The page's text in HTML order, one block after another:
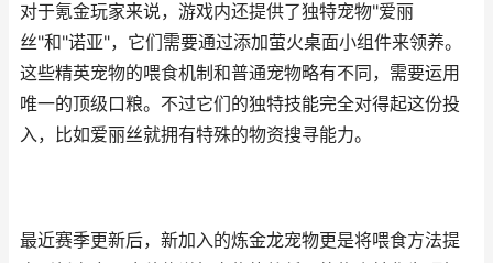
对于氪金玩家来说，游戏内还提供了独特宠物"爱丽
丝"和"诺亚"，它们需要通过添加萤火桌面小组件来领养。
这些精英宠物的喂食机制和普通宠物略有不同，需要运用
唯一的顶级口粮。不过它们的独特技能完全对得起这份投
入，比如爱丽丝就拥有特殊的物资搜寻能力。
最近赛季更新后，新加入的炼金龙宠物更是将喂食方法提